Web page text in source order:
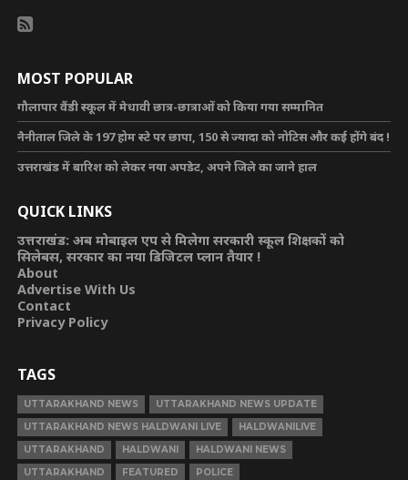
MOST POPULAR
गौलापार वैंडी स्कूल में मेधावी छात्र-छात्राओं को किया गया सम्मानित
नैनीताल जिले के 197 होम स्टे पर छापा, 150 से ज्यादा को नोटिस और कई होंगे बंद !
उत्तराखंड में बारिश को लेकर नया अपडेट, अपने जिले का जाने हाल
QUICK LINKS
उत्तराखंड: अब मोबाइल एप से मिलेगा सरकारी स्कूल शिक्षकों को
सिलेबस, सरकार का नया डिजिटल प्लान तैयार !
About
Advertise With Us
Contact
Privacy Policy
TAGS
UTTARAKHAND NEWS
UTTARAKHAND NEWS UPDATE
UTTARAKHAND NEWS HALDWANI LIVE
HALDWANILIVE
UTTARAKHAND
HALDWANI
HALDWANI NEWS
UTTARAKHAND
FEATURED POLICE